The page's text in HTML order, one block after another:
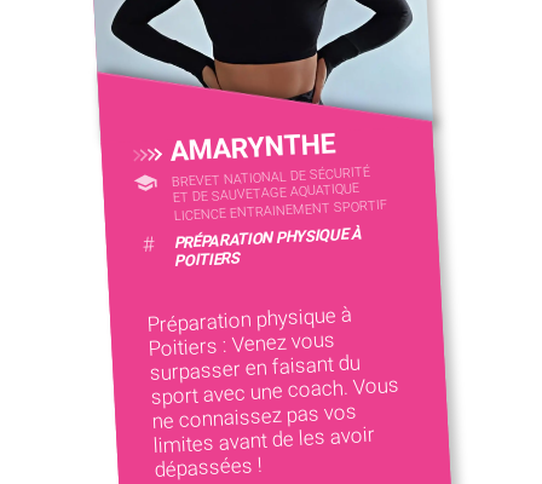
AMARYNTHE
BREVET NATIONAL DE SÉCURITÉ
ET DE SAUVETAGE AQUATIQUE
LICENCE ENTRAINEMENT SPORTIF
# PRÉPARATION PHYSIQUE À
POITIERS
Préparation physique à
Poitiers : Venez vous
surpasser en faisant du
sport avec une coach. Vous
ne connaissez pas vos
limites avant de les avoir
dépassées !